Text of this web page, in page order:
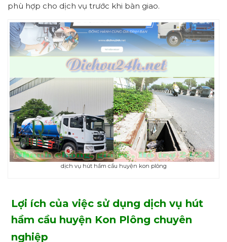
phù hợp cho dịch vụ trước khi bàn giao.
dịch vụ hút hầm cầu huyện kon plông
Lợi ích của việc sử dụng dịch vụ hút
hầm cầu huyện Kon Plông chuyên
nghiệp